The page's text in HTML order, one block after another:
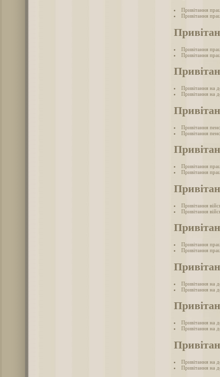
Привітання
Привітання
Привітання
Привітання
Привітання на
Привітання на
Привітання
Привітання
Привітання
Привітання
Привітання
Привітання
Привітання
Привітання
Привітання на
Привітання на
Привітання на
Привітання на
Привітання на
Привітання на